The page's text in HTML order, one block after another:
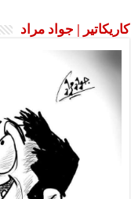
كاريكاتير | جواد مراد